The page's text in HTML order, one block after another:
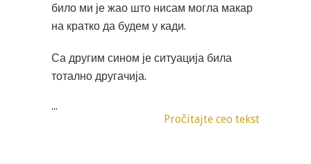
било ми је жао што нисам могла макар
на кратко да будем у кади.
Са другим сином је ситуација била
тотално другачија.
...
Pročitajte ceo tekst